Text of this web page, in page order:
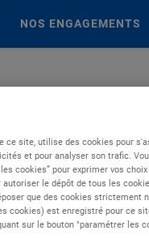
NOS ENGAGEMENTS
ce site, utilise des cookies pour
et pour analyser son trafic.
cookies” pour exprimer vos
le dépôt de tous les
que des cookies strictement
cookies) est enregistré pour ce
sur le bouton "paramétrer les